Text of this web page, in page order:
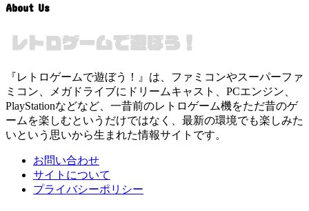
About Us
『レトロゲームで遊ぼう！』は、ファミコンやスーパーファ
ミコン、メガドライブにドリームキャスト、PCエンジン、
PlayStationなどなど、一昔前のレトロゲーム機をただ昔のゲ
ームを楽しむというだけではなく、最新の環境でも楽しみた
いという思いから生まれた情報サイトです。
お問い合わせ
サイトについて
プライバシーポリシー